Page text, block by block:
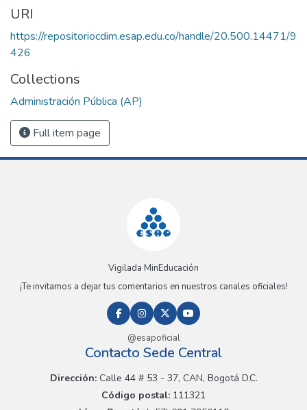
URI
https://repositoriocdim.esap.edu.co/handle/20.500.14471/9
426
Collections
Administración Pública (AP)
Full item page
Vigilada MinEducación
¡Te invitamos a dejar tus comentarios en nuestros canales oficiales!
@esapoficial
Contacto Sede Central
Dirección:Calle 44 # 53 - 37, CAN, Bogotá D.C.
Código postal: 111321